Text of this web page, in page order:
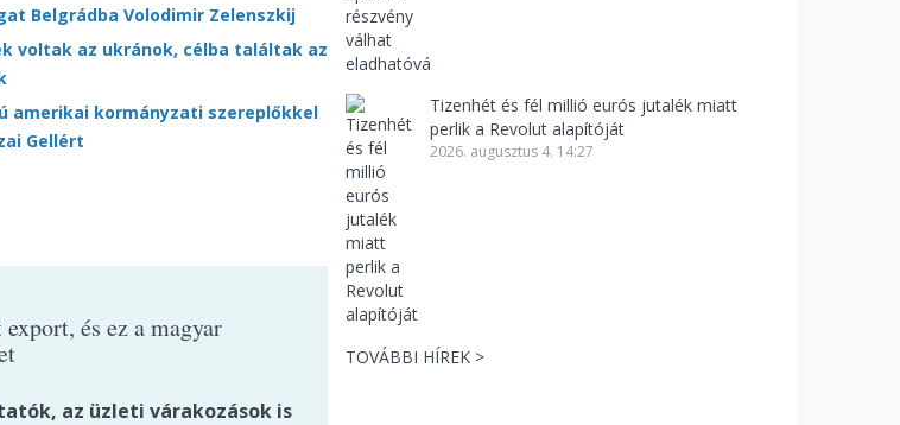
Belgrádba Volodimir Zelenszkij
voltak az ukránok, célba találtak az
amerikai kormányzati szereplőkkel
Gellért
és ez a magyar
az üzleti várakozások is
Tizenhét és fél millió eurós jutalék miatt
perlik a Revolut alapítóját
2026. augusztus 4. 14:27
TOVÁBBI HÍREK >